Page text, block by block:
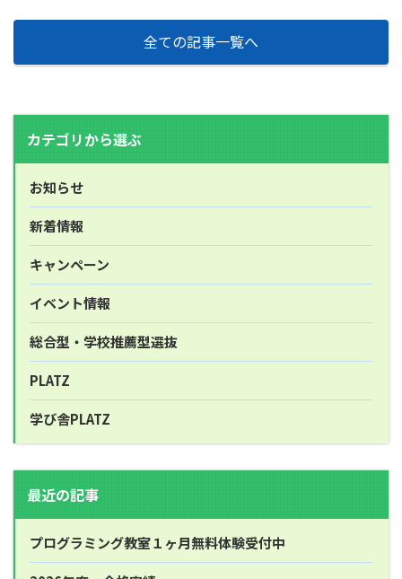
全ての記事一覧へ
カテゴリから選ぶ
お知らせ
新着情報
キャンペーン
イベント情報
総合型・学校推薦型選抜
PLATZ
学び舎PLATZ
最近の記事
プログラミング教室１ヶ月無料体験受付中